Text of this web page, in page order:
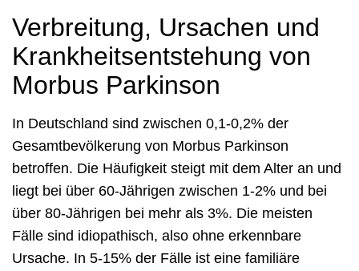
Verbreitung, Ursachen und
Krankheitsentstehung von
Morbus Parkinson
In Deutschland sind zwischen 0,1-0,2% der
Gesamtbevölkerung von Morbus Parkinson
betroffen. Die Häufigkeit steigt mit dem Alter an und
liegt bei über 60-Jährigen zwischen 1-2% und bei
über 80-Jährigen bei mehr als 3%. Die meisten
Fälle sind idiopathisch, also ohne erkennbare
Ursache. In 5-15% der Fälle ist eine familiäre